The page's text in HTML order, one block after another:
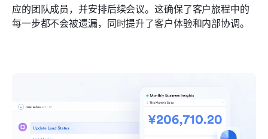
应的团队成员，并安排后续会议。这确保了客户旅程中的
每一步都不会被遗漏，同时提升了客户体验和内部协调。